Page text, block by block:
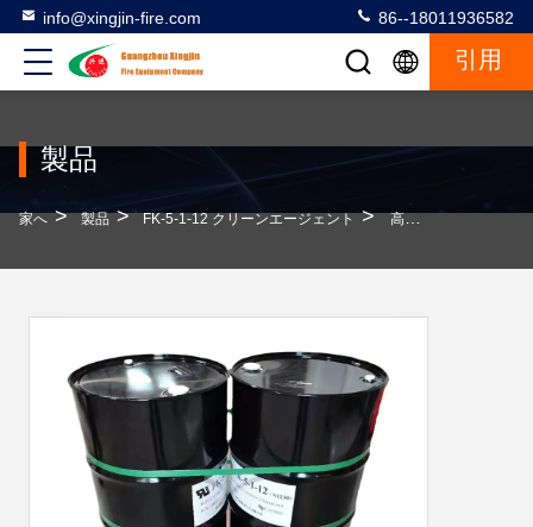
info@xingjin-fire.com 86--18011936582
引用
製品
家へ > 製品 > FK-5-1-12 クリーンエージェント > 高効率の防火 NOVEC1230 UL 認定の防火